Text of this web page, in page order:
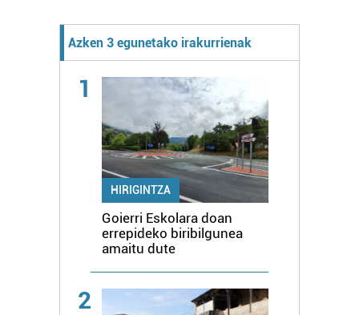
Azken 3 egunetako irakurrienak
1
HIRIGINTZA
Goierri Eskolara doan
errepideko biribilgunea
amaitu dute
2